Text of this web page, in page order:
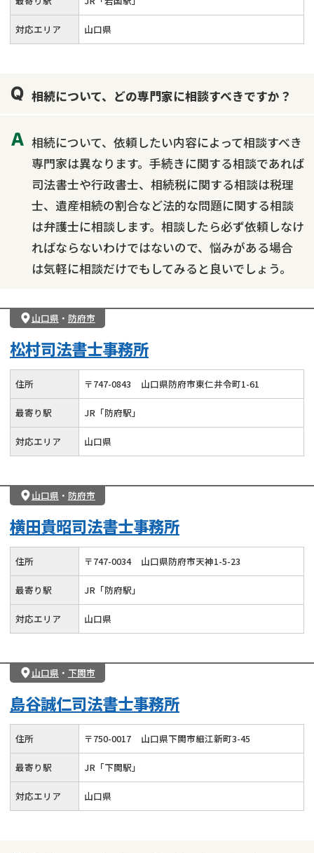
対応エリア 山口県
相続について、どの専門家に相談すべきですか？
相続について、依頼したい内容によって相談すべき
専門家は異なります。手続きに関する相談であれば
司法書士や行政書士、相続税に関する相談は税理
士、遺産相続の割合など法的な問題に関する相談
は弁護士に相談します。相談したら必ず依頼しなけ
ればならないわけではないので、悩みがある場合
は気軽に相談だけでもしてみると良いでしょう。
山口県 ・ 防府市
松村司法書士事務所
住所 〒747-0843 山口県防府市東仁井令町1-61
最寄り駅 JR「防府駅」
対応エリア 山口県
山口県 ・ 防府市
横田貴昭司法書士事務所
住所 〒747-0034 山口県防府市天神1-5-23
最寄り駅 JR「防府駅」
対応エリア 山口県
山口県 ・ 下関市
島谷誠仁司法書士事務所
住所 〒750-0017 山口県下関市細江新町3-45
最寄り駅 JR「下関駅」
対応エリア 山口県